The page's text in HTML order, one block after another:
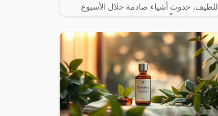
اللطيف، حدوث أشياء صادمة خلال الأسبوع